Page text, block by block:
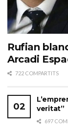
Rufian
Arcadi
722 COMPARTITS
veritat”
697